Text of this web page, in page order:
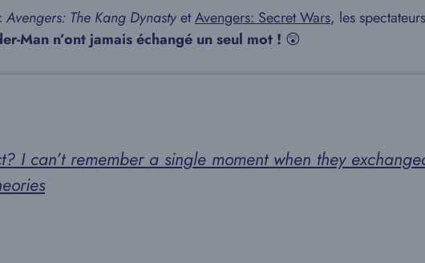
Avengers: The Kang DynastyetAvengers: Secret Wars, les
Man n’ont jamais échangé un seul mot ! 😲
I can’t remember a single moment when they